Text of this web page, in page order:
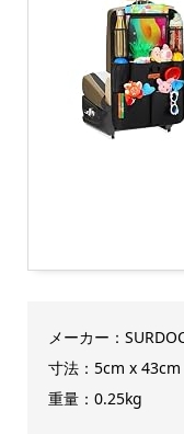
メーカー：
寸法：5cm x
重量：0.25kg